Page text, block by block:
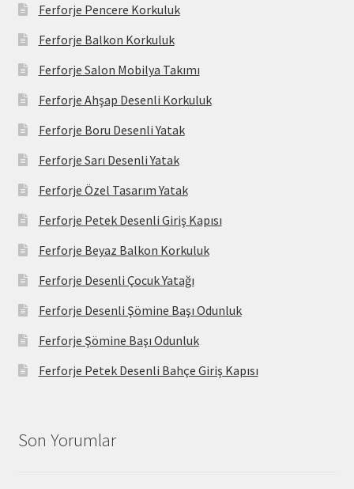
Ferforje Pencere Korkuluk
Ferforje Balkon Korkuluk
Ferforje Salon Mobilya Takımı
Ferforje Ahşap Desenli Korkuluk
Ferforje Boru Desenli Yatak
Ferforje Sarı Desenli Yatak
Ferforje Özel Tasarım Yatak
Ferforje Petek Desenli Giriş Kapısı
Ferforje Beyaz Balkon Korkuluk
Ferforje Desenli Çocuk Yatağı
Ferforje Desenli Şömine Başı Odunluk
Ferforje Şömine Başı Odunluk
Ferforje Petek Desenli Bahçe Giriş Kapısı
Son Yorumlar